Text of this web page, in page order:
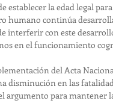
establecer la edad legal
humano continúa
interferir con este
en el funcionamiento
del Acta
disminución en las
argumento para mantener